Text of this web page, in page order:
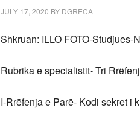
JULY 17, 2020 BY DGRECA
Shkruan: ILLO FOTO-Studjues-
Rubrika e specialistit- Tri
I-Rrëfenja e Parë- Kodi sekret i